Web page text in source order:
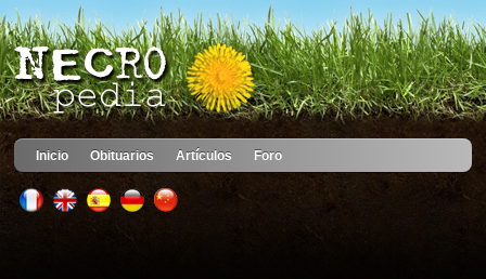
Inicio Obituarios Artículos Foro